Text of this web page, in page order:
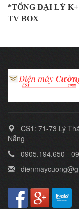
*TỔNG ĐẠI LÝ K+
TV BOX
CS1: 71-73 Lý
Nẵng
0905.194.650 -